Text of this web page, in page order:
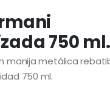
750 ml.
manija metálica
750 ml.